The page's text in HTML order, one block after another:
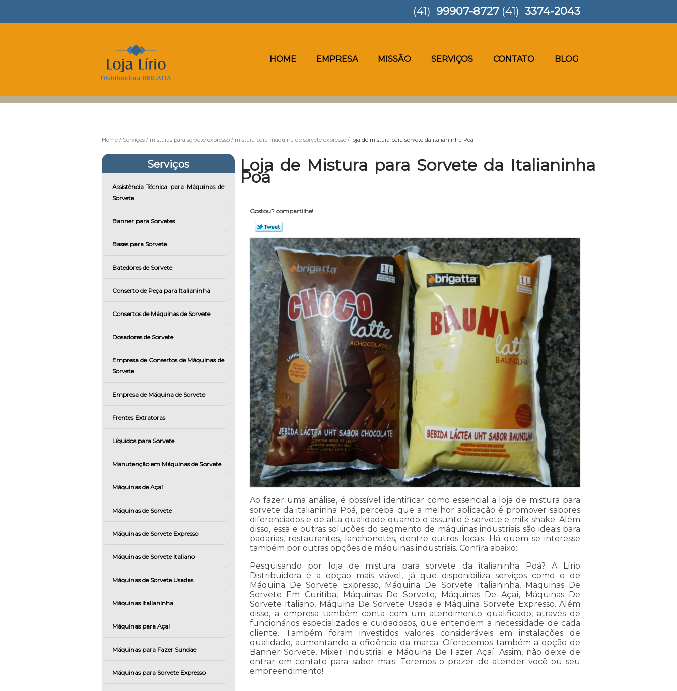
HOME EMPRESA MISSÃO SERVIÇOS CONTATO BLOG
(41) 99907-8727 (41) 3374-2043
Home Serviços misturas para sorvete expresso mistura para máquina de sorvete expresso loja de mistura para sorvete da italianinha Poá
Serviços
Assistência Técnica para Máquinas de
Sorvete
Banner para Sorvetes
Bases para Sorvete
Batedores de Sorvete
Conserto de Peça para Italianinha
Consertos de Máquinas de Sorvete
Dosadores de Sorvete
Empresa de Consertos de Máquinas de
Sorvete
Empresa de Máquina de Sorvete
Frentes Extratoras
Líquidos para Sorvete
Manutenção em Máquinas de Sorvete
Máquinas de Açaí
Máquinas de Sorvete
Máquinas de Sorvete Expresso
Máquinas de Sorvete Italiano
Máquinas de Sorvete Usadas
Máquinas Italianinha
Máquinas para Açai
Máquinas para Fazer Sundae
Máquinas para Sorvete Expresso
Loja de Mistura para Sorvete da Italianinha
Poá
Gostou? compartilhe!
Ao fazer uma análise, é possível identificar como essencial a loja de mistura para
sorvete da italianinha Poá, perceba que a melhor aplicação é promover sabores
diferenciados e de alta qualidade quando o assunto é sorvete e milk shake. Além
disso, essa e outras soluções do segmento de máquinas industriais são ideais para
padarias, restaurantes, lanchonetes, dentre outros locais. Há quem se interesse
também por outras opções de máquinas industriais. Confira abaixo:
Pesquisando por loja de mistura para sorvete da italianinha Poá? A Lírio
Distribuidora é a opção mais viável, já que disponibiliza serviços como o de
Máquina De Sorvete Expresso, Máquina De Sorvete Italianinha, Maquinas De
Sorvete Em Curitiba, Máquinas De Sorvete, Máquinas De Açaí, Máquinas De
Sorvete Italiano, Máquina De Sorvete Usada e Máquina Sorvete Expresso. Além
disso, a empresa também conta com um atendimento qualificado, através de
funcionários especializados e cuidadosos, que entendem a necessidade de cada
cliente. Também foram investidos valores consideráveis em instalações de
qualidade, aumentando a eficiência da marca. Oferecemos também a opção de
Banner Sorvete, Mixer Industrial e Máquina De Fazer Açaí. Assim, não deixe de
entrar em contato para saber mais. Teremos o prazer de atender você ou seu
empreendimento!